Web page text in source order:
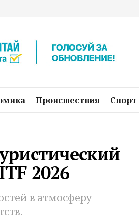
Происшествия Спорт
2026
в атмосферу